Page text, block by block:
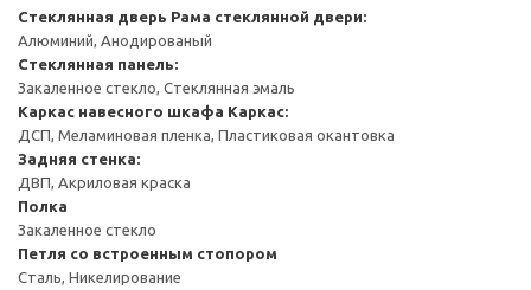
Стеклянная дверь Рама стеклянной двери:
Алюминий, Анодированый
Стеклянная панель:
Закаленное стекло, Стеклянная эмаль
Каркас навесного шкафа Каркас:
ДСП, Меламиновая пленка, Пластиковая окантовка
Задняя стенка:
ДВП, Акриловая краска
Полка
Закаленное стекло
Петля со встроенным стопором
Сталь, Никелирование